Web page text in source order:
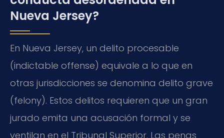
Nueva Jersey?
En Nueva Jersey, un delito procesable
(indictable offense) equivale a lo que en
otras jurisdicciones se denomina delito grave
(felony). Estos delitos requieren que un gran
jurado emita una acusación formal y se
ventilan en el Tribunal Superior. Las penas